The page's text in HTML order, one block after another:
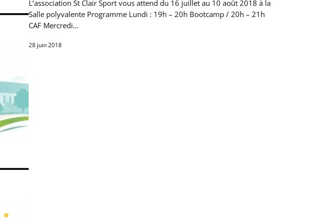
L’association St Clair Sport vous attend du 16 juillet au 10 août 2018 à la
Salle polyvalente Programme Lundi : 19h – 20h Bootcamp / 20h – 21h
CAF Mercredi…
28 juin 2018